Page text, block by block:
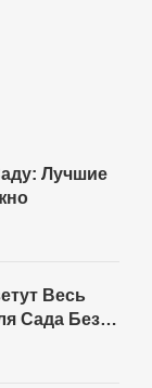
Лучшие
Весь
Сада Без